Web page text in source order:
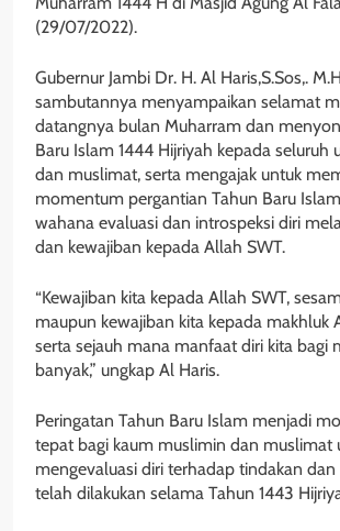
(29/07/2022).
Gubernur Jambi Dr. H. Al Haris,S.Sos,.
sambutannya menyampaikan selamat
datangnya bulan Muharram dan
Baru Islam 1444 Hijriyah kepada seluruh
dan muslimat, serta mengajak untuk
momentum pergantian Tahun Baru
wahana evaluasi dan introspeksi diri
dan kewajiban kepada Allah SWT.
“Kewajiban kita kepada Allah SWT,
maupun kewajiban kita kepada makhluk
serta sejauh mana manfaat diri kita bagi
banyak,” ungkap Al Haris.
Peringatan Tahun Baru Islam menjadi
tepat bagi kaum muslimin dan muslimat
mengevaluasi diri terhadap tindakan
telah dilakukan selama Tahun 1443